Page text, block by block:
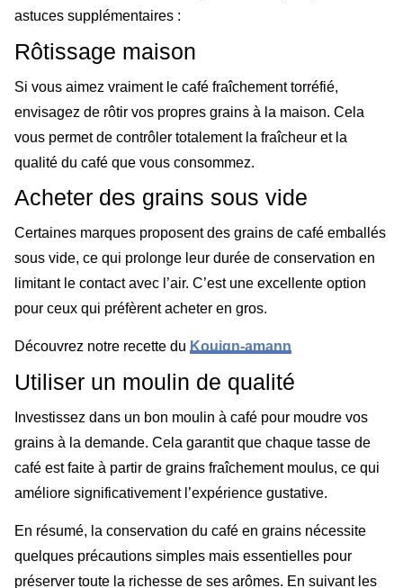
astuces supplémentaires :
Rôtissage maison
Si vous aimez vraiment le café fraîchement torréfié,
envisagez de rôtir vos propres grains à la maison. Cela
vous permet de contrôler totalement la fraîcheur et la
qualité du café que vous consommez.
Acheter des grains sous vide
Certaines marques proposent des grains de café emballés
sous vide, ce qui prolonge leur durée de conservation en
limitant le contact avec l’air. C’est une excellente option
pour ceux qui préfèrent acheter en gros.
Découvrez notre recette du Kouign-amann
Utiliser un moulin de qualité
Investissez dans un bon moulin à café pour moudre vos
grains à la demande. Cela garantit que chaque tasse de
café est faite à partir de grains fraîchement moulus, ce qui
améliore significativement l’expérience gustative.
En résumé, la conservation du café en grains nécessite
quelques précautions simples mais essentielles pour
préserver toute la richesse de ses arômes. En suivant les